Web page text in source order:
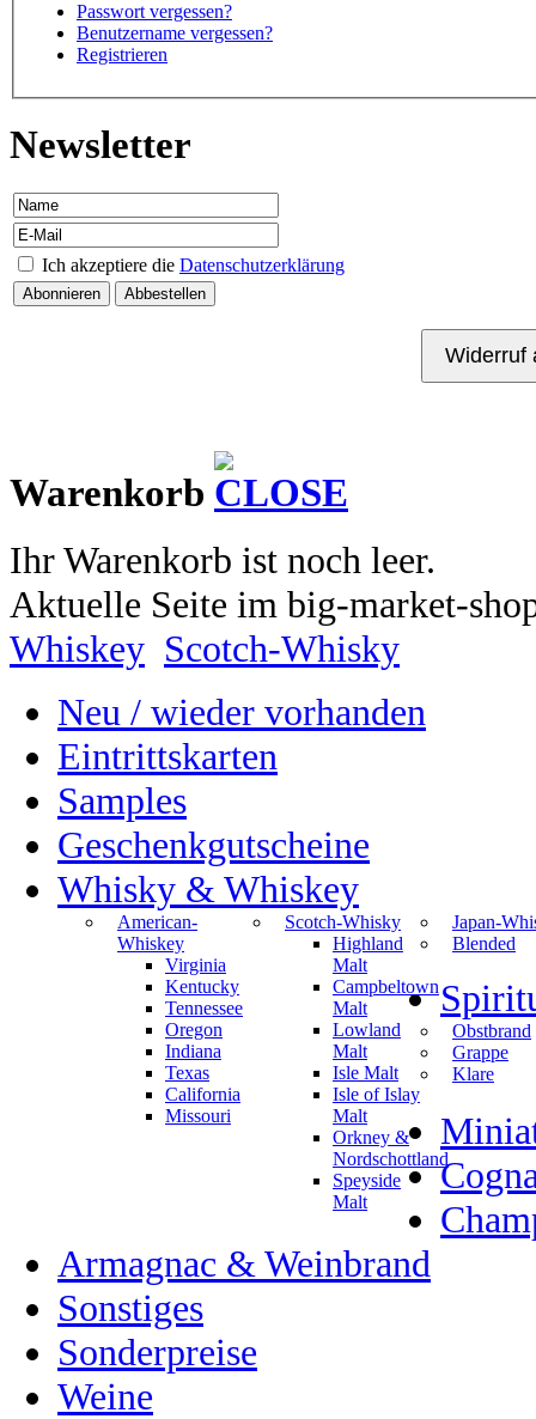
Passwort vergessen?
Benutzername vergessen?
Registrieren
Newsletter
Ich akzeptiere die Datenschutzerklärung
Warenkorb
Ihr Warenkorb ist noch leer.
Aktuelle Seite im big-market-
Whiskey Scotch-Whisky
Neu / wieder vorhanden
Eintrittskarten
Samples
Geschenkgutscheine
Whisky & Whiskey
American-
Whiskey
Virginia
Kentucky
Tennessee
Oregon
Indiana
Texas
California
Missouri
Scotch-Whisky
Highland
Malt
Campbeltown
Malt
Lowland
Malt
Isle Malt
Isle of Islay
Malt
Orkney &
Nordschottland
Speyside
Malt
Japan-
Blended
Obstbrand
Grappe
Klare
Armagnac & Weinbrand
Sonstiges
Sonderpreise
Weine